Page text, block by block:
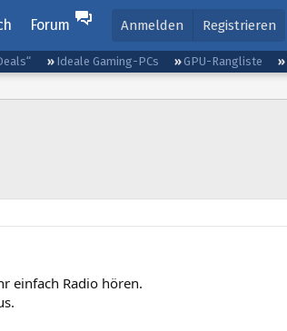
Forum Anmelden Registrieren
Ideale Gaming-PCs GPU-Rangliste
einfach Radio hören.